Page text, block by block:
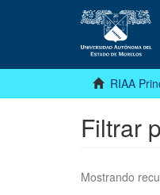
RIAA
Filtrar
Mostrando